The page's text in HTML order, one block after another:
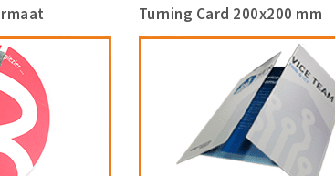
Turning Card 200x200 mm